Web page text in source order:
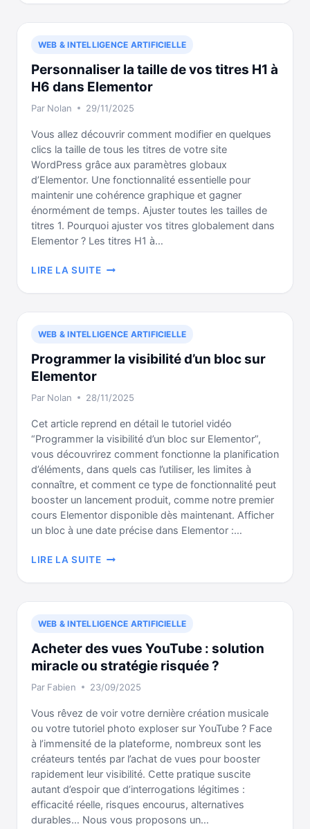
FREELANCE
EN
:
LE
WEB & INTELLIGENCE ARTIFICIELLE
Personnaliser la taille de vos titres H1 à
H6 dans Elementor
Par Nolan 29/11/2025
Vous allez découvrir comment modifier en quelques
clics la taille de tous les titres de votre site
WordPress grâce aux paramètres globaux
d’Elementor. Une fonctionnalité essentielle pour
maintenir une cohérence graphique et gagner
énormément de temps. Ajuster toutes les tailles de
titres 1. Pourquoi ajuster vos titres globalement dans
Elementor ? Les titres H1 à…
LIRE LA SUITEPERSONNALISER
TAILLE
DE
TITRES
H1
DANS
WEB & INTELLIGENCE ARTIFICIELLE
Programmer la visibilité d’un bloc sur
Elementor
Par Nolan 28/11/2025
Cet article reprend en détail le tutoriel vidéo
“Programmer la visibilité d’un bloc sur Elementor”,
vous découvrirez comment fonctionne la planification
d’éléments, dans quels cas l’utiliser, les limites à
connaître, et comment ce type de fonctionnalité peut
booster un lancement produit, comme notre premier
cours Elementor disponible dès maintenant. Afficher
un bloc à une date précise dans Elementor :…
LIRE LA SUITEPROGRAMMER
VISIBILITÉ
D’UN
SUR
ELEMENTOR
WEB & INTELLIGENCE ARTIFICIELLE
Acheter des vues YouTube : solution
miracle ou stratégie risquée ?
Par Fabien 23/09/2025
Vous rêvez de voir votre dernière création musicale
ou votre tutoriel photo exploser sur YouTube ? Face
à l’immensité de la plateforme, nombreux sont les
créateurs tentés par l’achat de vues pour booster
rapidement leur visibilité. Cette pratique suscite
autant d’espoir que d’interrogations légitimes :
efficacité réelle, risques encourus, alternatives
durables… Nous vous proposons un…